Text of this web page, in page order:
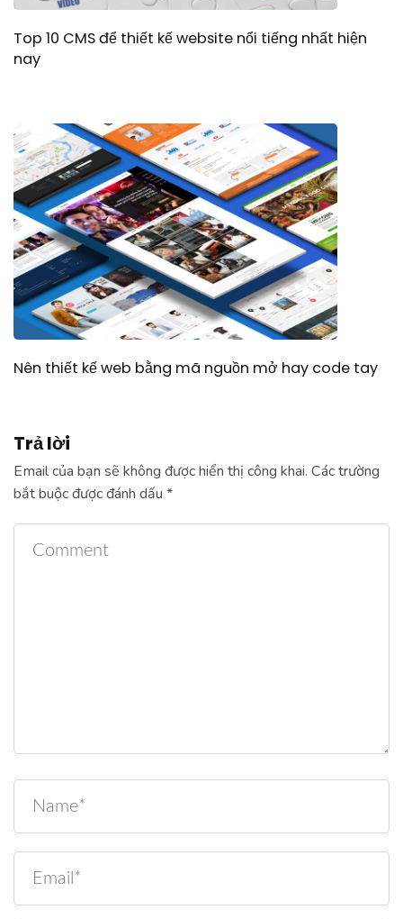
Top 10 CMS để thiết kế website nổi tiếng nhất hiện
nay
Nên thiết kế web bằng mã nguồn mở hay code tay
Trả lời
Email của bạn sẽ không được hiển thị công khai. Các trường
bắt buộc được đánh dấu *